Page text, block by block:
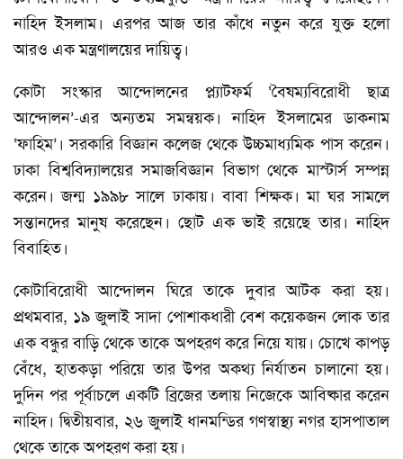
নাহিদ ইসলাম। এরপর আজ তার কাঁধে নতুন করে যুক্ত হলো
আরও এক মন্ত্রণালয়ের দায়িত্ব।
কোটা সংস্কার আন্দোলনের প্ল্যাটফর্ম ‘বৈষম্যবিরোধী ছাত্র
আন্দোলন’-এর অন্যতম সমন্বয়ক। নাহিদ ইসলামের ডাকনাম
‘ফাহিম’। সরকারি বিজ্ঞান কলেজ থেকে উচ্চমাধ্যমিক পাস করেন।
ঢাকা বিশ্ববিদ্যালয়ের সমাজবিজ্ঞান বিভাগ থেকে মাস্টার্স সম্পন্ন
করেন। জন্ম ১৯৯৮ সালে ঢাকায়। বাবা শিক্ষক। মা ঘর সামলে
সন্তানদের মানুষ করেছেন। ছোট এক ভাই রয়েছে তার। নাহিদ
বিবাহিত।
কোটাবিরোধী আন্দোলন ঘিরে তাকে দুবার আটক করা হয়।
প্রথমবার, ১৯ জুলাই সাদা পোশাকধারী বেশ কয়েকজন লোক তার
এক বন্ধুর বাড়ি থেকে তাকে অপহরণ করে নিয়ে যায়। চোখে কাপড়
বেঁধে, হাতকড়া পরিয়ে তার উপর অকথ্য নির্যাতন চালানো হয়।
দুদিন পর পূর্বাচলে একটি ব্রিজের তলায় নিজেকে আবিষ্কার করেন
নাহিদ। দ্বিতীয়বার, ২৬ জুলাই ধানমন্ডির গণস্বাস্থ্য নগর হাসপাতাল
থেকে তাকে অপহরণ করা হয়।